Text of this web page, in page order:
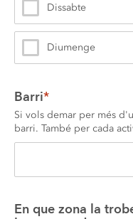
Dissabte
Diumenge
Barri*
Si vols demar per més
barri. També per cada
En que zona la